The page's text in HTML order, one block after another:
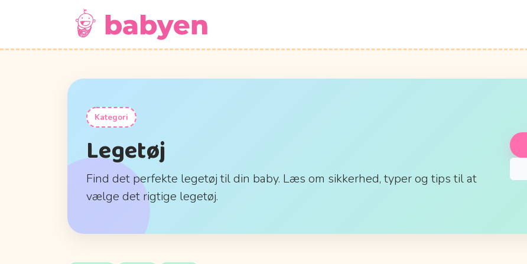
Kategori
Legetøj
Find det perfekte legetøj til din baby. Læs om sikkerhed, typer og tips til at
vælge det rigtige legetøj.